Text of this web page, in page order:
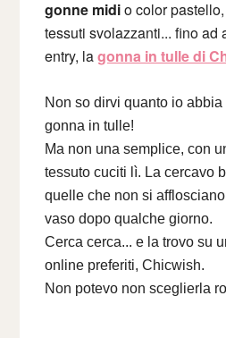
gonne midio color
tessuti svolazzanti... fino ad
entry, lagonna in tulle di
Non so dirvi quanto io
gonna in tulle!
Ma non una semplice, con
tessuto cuciti lì. La cercavo
quelle che non si
vaso dopo qualche giorno.
Cerca cerca... e la trovo su
online preferiti, Chicwish.
Non potevo non sceglierla